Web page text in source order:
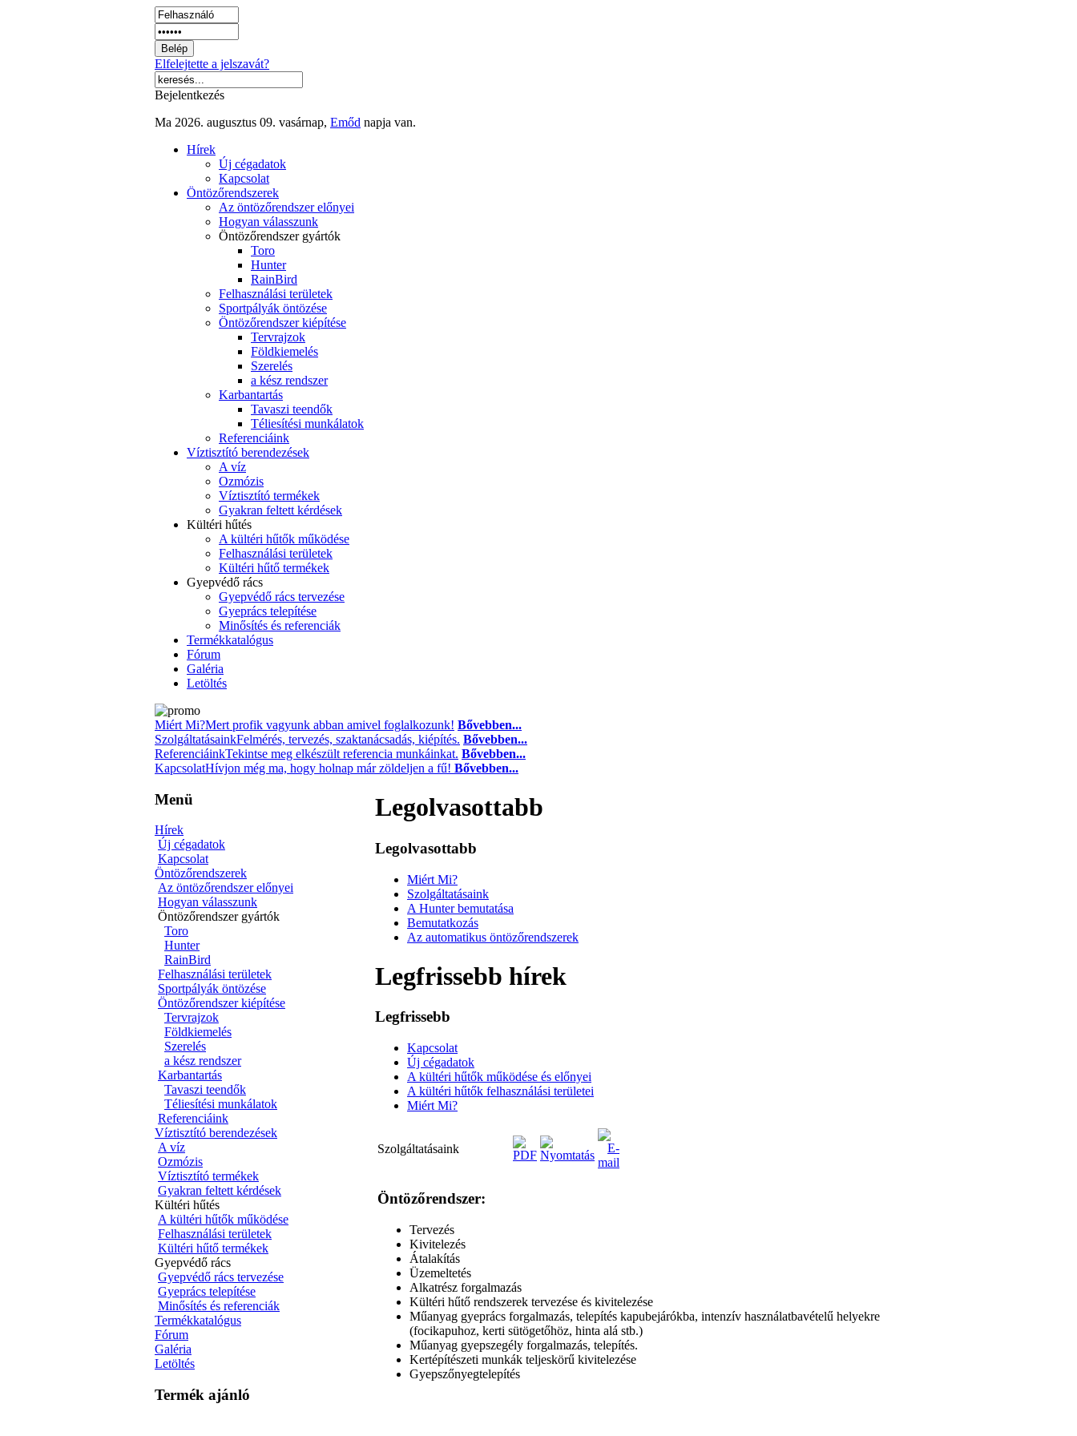
Elfelejtette a jelszavát?
Bejelentkezés
Ma 2026. augusztus 09. vasárnap, Emőd napja van.
Hírek
Új cégadatok
Kapcsolat
Öntözőrendszerek
Az öntözőrendszer előnyei
Hogyan válasszunk
Öntözőrendszer gyártók
Toro
Hunter
RainBird
Felhasználási területek
Sportpályák öntözése
Öntözőrendszer kiépítése
Tervrajzok
Földkiemelés
Szerelés
a kész rendszer
Karbantartás
Tavaszi teendők
Téliesítési munkálatok
Referenciáink
Víztisztító berendezések
A víz
Ozmózis
Víztisztító termékek
Gyakran feltett kérdések
Kültéri hűtés
A kültéri hűtők működése
Felhasználási területek
Kültéri hűtő termékek
Gyepvédő rács
Gyepvédő rács tervezése
Gyeprács telepítése
Minősítés és referenciák
Termékkatalógus
Fórum
Galéria
Letöltés
Miért Mi?Mert profik vagyunk abban amivel foglalkozunk! Bővebben...
SzolgáltatásainkFelmérés, tervezés, szaktanácsadás, kiépítés. Bővebben...
ReferenciáinkTekintse meg elkészült referencia munkáinkat. Bővebben...
KapcsolatHívjon még ma, hogy holnap már zöldeljen a fű! Bővebben...
Menü
Hírek
Új cégadatok
Kapcsolat
Öntözőrendszerek
Az öntözőrendszer előnyei
Hogyan válasszunk
Öntözőrendszer gyártók
Toro
Hunter
RainBird
Felhasználási területek
Sportpályák öntözése
Öntözőrendszer kiépítése
Tervrajzok
Földkiemelés
Szerelés
a kész rendszer
Karbantartás
Tavaszi teendők
Téliesítési munkálatok
Referenciáink
Víztisztító berendezések
A víz
Ozmózis
Víztisztító termékek
Gyakran feltett kérdések
Kültéri hűtés
A kültéri hűtők működése
Felhasználási területek
Kültéri hűtő termékek
Gyepvédő rács
Gyepvédő rács tervezése
Gyeprács telepítése
Minősítés és referenciák
Termékkatalógus
Fórum
Galéria
Letöltés
Termék ajánló
Legolvasottabb
Legolvasottabb
Miért Mi?
Szolgáltatásaink
A Hunter bemutatása
Bemutatkozás
Az automatikus öntözőrendszerek
Legfrissebb hírek
Legfrissebb
Kapcsolat
Új cégadatok
A kültéri hűtők működése és előnyei
A kültéri hűtők felhasználási területei
Miért Mi?
Szolgáltatásaink
Öntözőrendszer:
Tervezés
Kivitelezés
Átalakítás
Üzemeltetés
Alkatrész forgalmazás
Kültéri hűtő rendszerek tervezése és kivitelezése
Műanyag gyeprács forgalmazás, telepítés kapubejárókba, intenzív használatbavételű helyekre
(focikapuhoz, kerti sütögetőhöz, hinta alá stb.)
Műanyag gyepszegély forgalmazás, telepítés.
Kertépítészeti munkák teljeskörű kivitelezése
Gyepszőnyegtelepítés